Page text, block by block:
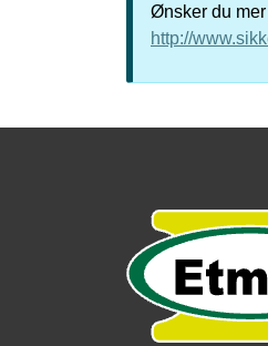
Ønsker du
http://